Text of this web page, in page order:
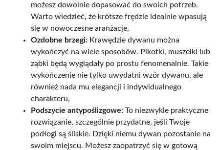
możesz dowolnie dopasować do swoich potrzeb.
Warto wiedzieć, że krótsze frędzle idealnie wpasują
się w nowoczesne aranżacje,
Ozdobne brzegi: Krawędzie dywanu można
wykończyć na wiele sposobów. Pikotki, muszelki lub
ząbki będą wyglądały po prostu fenomenalnie. Takie
wykończenie nie tylko uwydatni wzór dywanu, ale
również nada mu elegancji i indywidualnego
charakteru,
Podszycie antypoślizgowe: To niezwykle praktyczne
rozwiązanie, szczególnie przydatne, jeśli Twoje
podłogi są śliskie. Dzięki niemu dywan pozostanie na
swoim miejscu. Możesz zaopatrzyć się w gotową